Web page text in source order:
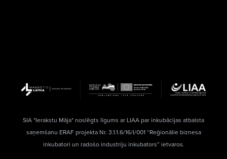
SIA "Ierakstu Māja" noslēgts līgums ar LIAA par inkubācijas atbalsta
saņemšanu ERAF projekta Nr. 3.1.1.6/16/I/001 “Reģionālie biznesa
inkubatori un radošo industriju inkubators” ietvaros.